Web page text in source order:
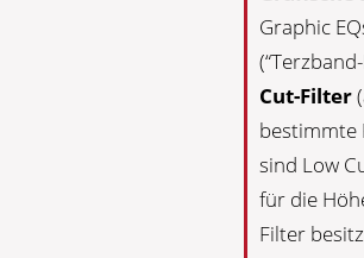
Graphic
Cut-Filter
bestimmte
sind Low
für die
Filter